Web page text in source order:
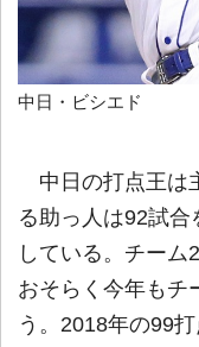
中日・ビシエド
中日の打点王は
る助っ人は92試
している。チーム
おそらく今年もチ
う。2018年の99